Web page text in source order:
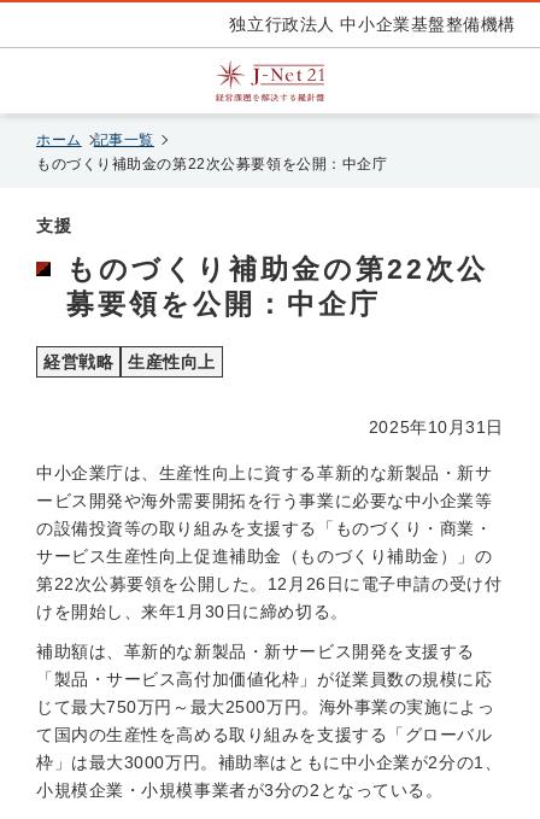
独立行政法人 中小企業基盤整備機構
ホーム
記事一覧
ものづくり補助金の第22次公募要領を公開：中企庁
支援
ものづくり補助金の第22次公
募要領を公開：中企庁
経営戦略 生産性向上
2025年10月31日
中小企業庁は、生産性向上に資する革新的な新製品・新サ
ービス開発や海外需要開拓を行う事業に必要な中小企業等
の設備投資等の取り組みを支援する「ものづくり・商業・
サービス生産性向上促進補助金（ものづくり補助金）」の
第22次公募要領を公開した。12月26日に電子申請の受け付
けを開始し、来年1月30日に締め切る。
補助額は、革新的な新製品・新サービス開発を支援する
「製品・サービス高付加価値化枠」が従業員数の規模に応
じて最大750万円～最大2500万円。海外事業の実施によっ
て国内の生産性を高める取り組みを支援する「グローバル
枠」は最大3000万円。補助率はともに中小企業が2分の1、
小規模企業・小規模事業者が3分の2となっている。